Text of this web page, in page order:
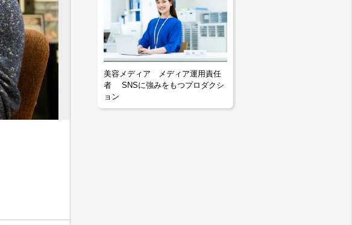
美容メディア メディア運用責任
者 SNSに強みをもつプロダクシ
ョン